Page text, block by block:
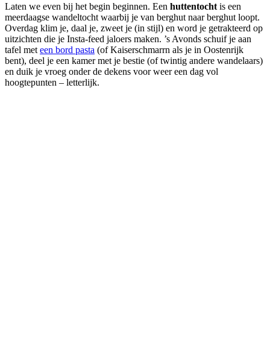
Laten we even bij het begin beginnen. Een huttentocht is een
meerdaagse wandeltocht waarbij je van berghut naar berghut loopt.
Overdag klim je, daal je, zweet je (in stijl) en word je getrakteerd op
uitzichten die je Insta-feed jaloers maken. ’s Avonds schuif je aan
tafel met een bord pasta (of Kaiserschmarrn als je in Oostenrijk
bent), deel je een kamer met je bestie (of twintig andere wandelaars)
en duik je vroeg onder de dekens voor weer een dag vol
hoogtepunten – letterlijk.